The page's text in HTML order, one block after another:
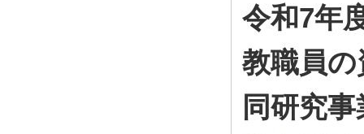
令和7年
教職員
同研究